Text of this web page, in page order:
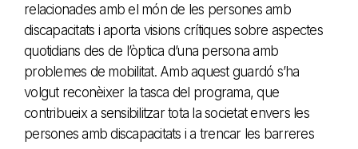
relacionades amb el món de les persones amb
discapacitats i aporta visions crítiques sobre aspectes
quotidians des de l’òptica d’una persona amb
problemes de mobilitat. Amb aquest guardó s’ha
volgut reconèixer la tasca del programa, que
contribueix a sensibilitzar tota la societat envers les
persones amb discapacitats i a trencar les barreres